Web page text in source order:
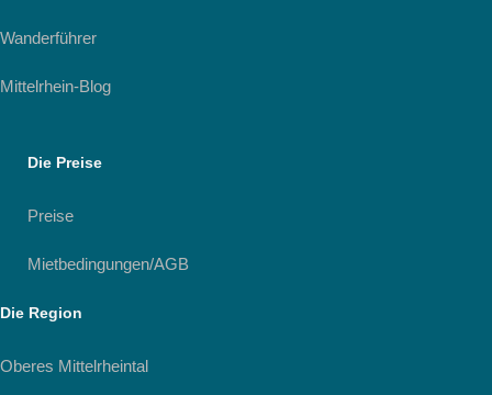
Wanderführer
Mittelrhein-Blog
Die Preise
Preise
Mietbedingungen/AGB
Die Region
Oberes Mittelrheintal